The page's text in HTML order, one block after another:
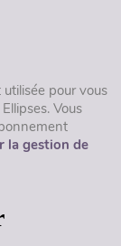
pour vous
Vous
la gestion de